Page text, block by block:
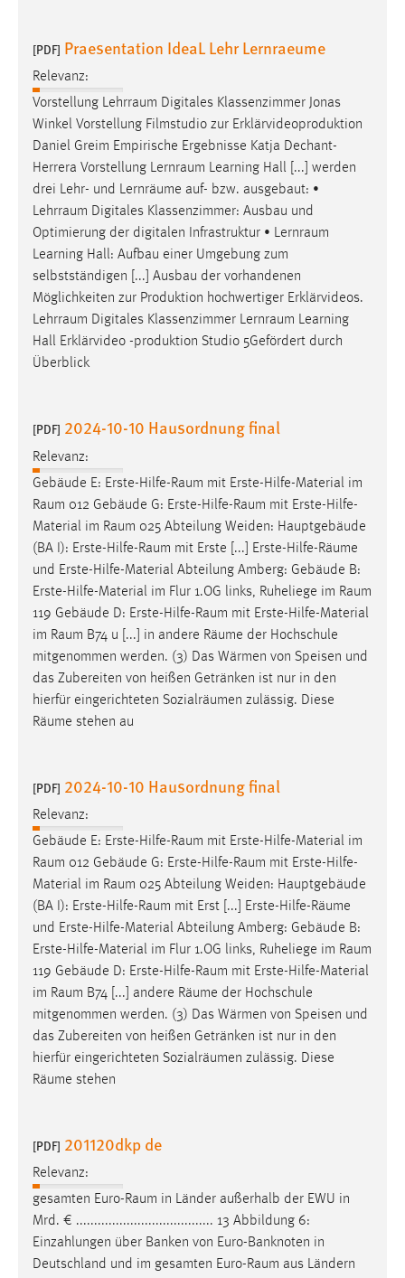
[PDF] Praesentation IdeaL Lehr Lernraeume
Relevanz:
Vorstellung Lehrraum Digitales Klassenzimmer Jonas
Winkel Vorstellung Filmstudio zur Erklärvideoproduktion
Daniel Greim Empirische Ergebnisse Katja Dechant-
Herrera Vorstellung Lernraum Learning Hall [...] werden
drei Lehr- und Lernräume auf- bzw. ausgebaut: •
Lehrraum Digitales Klassenzimmer: Ausbau und
Optimierung der digitalen Infrastruktur • Lernraum
Learning Hall: Aufbau einer Umgebung zum
selbstständigen [...] Ausbau der vorhandenen
Möglichkeiten zur Produktion hochwertiger Erklärvideos.
Lehrraum Digitales Klassenzimmer Lernraum Learning
Hall Erklärvideo -produktion Studio 5Gefördert durch
Überblick
[PDF] 2024-10-10 Hausordnung final
Relevanz:
Gebäude E: Erste-Hilfe-Raum mit Erste-Hilfe-Material im
Raum 012 Gebäude G: Erste-Hilfe-Raum mit Erste-Hilfe-
Material im Raum 025 Abteilung Weiden: Hauptgebäude
(BA I): Erste-Hilfe-Raum mit Erste [...] Erste-Hilfe-Räume
und Erste-Hilfe-Material Abteilung Amberg: Gebäude B:
Erste-Hilfe-Material im Flur 1.OG links, Ruheliege im Raum
119 Gebäude D: Erste-Hilfe-Raum mit Erste-Hilfe-Material
im Raum B74 u [...] in andere Räume der Hochschule
mitgenommen werden. (3) Das Wärmen von Speisen und
das Zubereiten von heißen Getränken ist nur in den
hierfür eingerichteten Sozialräumen zulässig. Diese
Räume stehen au
[PDF] 2024-10-10 Hausordnung final
Relevanz:
Gebäude E: Erste-Hilfe-Raum mit Erste-Hilfe-Material im
Raum 012 Gebäude G: Erste-Hilfe-Raum mit Erste-Hilfe-
Material im Raum 025 Abteilung Weiden: Hauptgebäude
(BA I): Erste-Hilfe-Raum mit Erst [...] Erste-Hilfe-Räume
und Erste-Hilfe-Material Abteilung Amberg: Gebäude B:
Erste-Hilfe-Material im Flur 1.OG links, Ruheliege im Raum
119 Gebäude D: Erste-Hilfe-Raum mit Erste-Hilfe-Material
im Raum B74 [...] andere Räume der Hochschule
mitgenommen werden. (3) Das Wärmen von Speisen und
das Zubereiten von heißen Getränken ist nur in den
hierfür eingerichteten Sozialräumen zulässig. Diese
Räume stehen
[PDF] 201120dkp de
Relevanz:
gesamten Euro-Raum in Länder außerhalb der EWU in
Mrd. € ...................................... 13 Abbildung 6:
Einzahlungen über Banken von Euro-Banknoten in
Deutschland und im gesamten Euro-Raum aus Ländern